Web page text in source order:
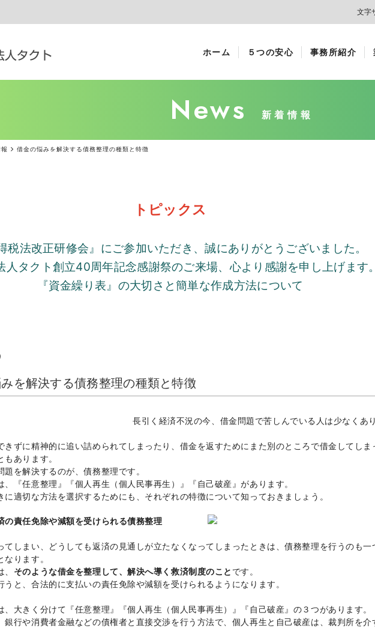
文字
ホーム ５つの安心 事務所紹介
News 新着情報
借金の悩みを解決する債務整理の種類と特徴
トピックス
税法改正研修会』にご参加いただき、誠にありがとうございました。
人タクト創立40周年記念感謝祭のご来場、心より感謝を申し上げます。
『資金繰り表』の大切さと簡単な作成方法について
を解決する債務整理の種類と特徴
長引く経済不況の今、借金問題で苦しんでいる人は少なくあ
きずに精神的に追い詰められてしまったり、借金を返すためにまた別のところで借金してしま
もあります。
題を解決するのが、債務整理です。
、『任意整理』『個人再生（個人民事再生）』『自己破産』があります。
に適切な方法を選択するためにも、それぞれの特徴について知っておきましょう。
の責任免除や減額を受けられる債務整理
てしまい、どうしても返済の見通しが立たなくなってしまったときは、債務整理を行うのも一
ります。
そのような借金を整理して、解決へ導く救済制度のこと です。
うと、合法的に支払いの責任免除や減額を受けられるようになります。
、大きく分けて『任意整理』『個人再生（個人民事再生）』『自己破産』の３つがあります。
銀行や消費者金融などの債権者と直接交渉を行う方法で、個人再生と自己破産は、裁判所を介